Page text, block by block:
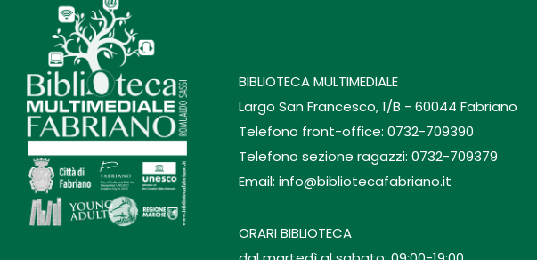
BIBLIOTECA MULTIMEDIALE
Largo San Francesco, 1/B - 60044 Fabriano
Telefono front-office: 0732-709390
Telefono sezione ragazzi: 0732-709379
Email: info@bibliotecafabriano.it
ORARI BIBLIOTECA